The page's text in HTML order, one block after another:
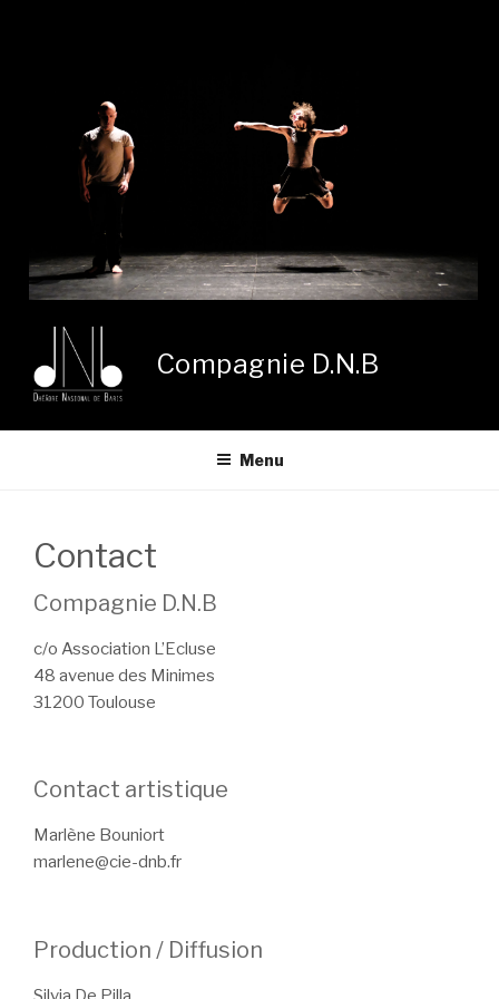
Compagnie D.N.B
Menu
Contact
Compagnie D.N.B
c/o Association L’Ecluse
48 avenue des Minimes
31200 Toulouse
Contact artistique
Marlène Bouniort
marlene@cie-dnb.fr
Production / Diffusion